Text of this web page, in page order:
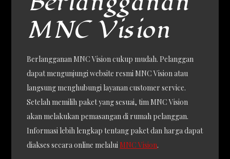
MNC Vision
Berlangganan MNC Vision cukup mudah. Pelanggan
dapat mengunjungi website resmi MNC Vision atau
langsung menghubungi layanan customer service.
Setelah memilih paket yang sesuai, tim MNC Vision
akan melakukan pemasangan di rumah pelanggan.
Informasi lebih lengkap tentang paket dan harga dapat
diakses secara online melalui MNC Vision.